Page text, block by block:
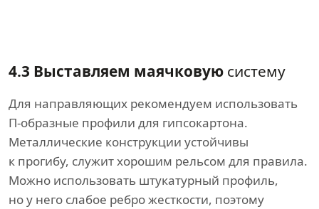
4.3 Выставляем маячковую систему
Для направляющих рекомендуем использовать
П-образные профили для гипсокартона.
Металлические конструкции устойчивы
к прогибу, служит хорошим рельсом для правила.
Можно использовать штукатурный профиль,
но у него слабое ребро жесткости, поэтому